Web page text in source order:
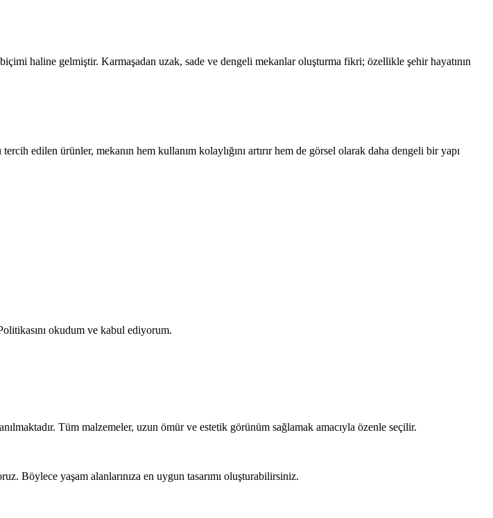
haline gelmiştir. Karmaşadan uzak, sade ve dengeli mekanlar oluşturma fikri; özellikle şehir hayatının
edilen ürünler, mekanın hem kullanım kolaylığını artırır hem de görsel olarak daha dengeli bir yapı
okudum ve kabul ediyorum.
Tüm malzemeler, uzun ömür ve estetik görünüm sağlamak amacıyla özenle seçilir.
Böylece yaşam alanlarınıza en uygun tasarımı oluşturabilirsiniz.